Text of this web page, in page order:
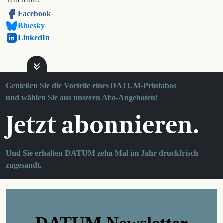
Facebook
Bluesky
LinkedIn
Genießen Sie die Vorteile eines DATUM-Printabos
und wählen Sie aus unseren Abo-Angeboten!
Jetzt abonnieren.
Und Sie erhalten DATUM zehn Mal im Jahr druckfrisch
zugesandt.